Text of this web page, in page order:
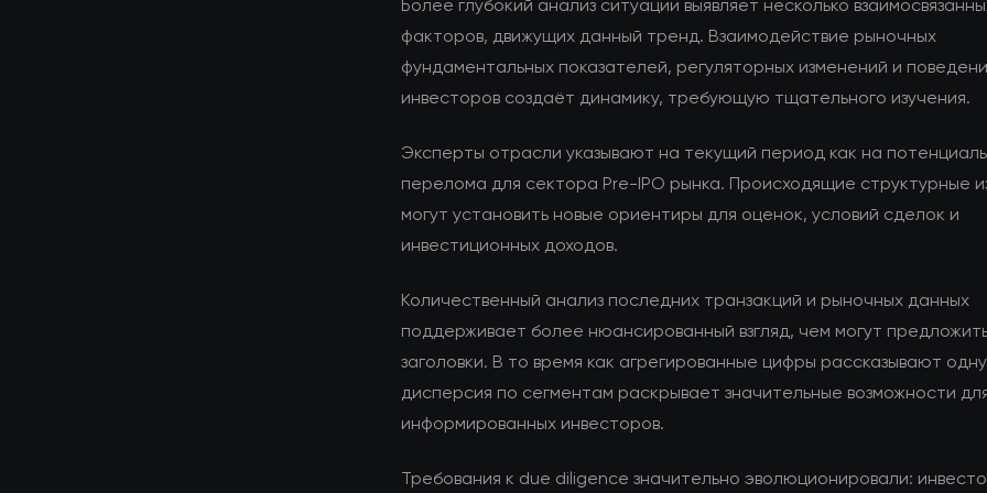
Более глубокий анализ ситуации выявляет несколько
факторов, движущих данный тренд. Взаимодействие рыночных
фундаментальных показателей, регуляторных изменений и
инвесторов создаёт динамику, требующую тщательного изучения.
Эксперты отрасли указывают на текущий период как на
перелома для сектора Pre-IPO рынка. Происходящие структурные
могут установить новые ориентиры для оценок, условий сделок и
инвестиционных доходов.
Количественный анализ последних транзакций и рыночных данных
поддерживает более нюансированный взгляд, чем могут
заголовки. В то время как агрегированные цифры рассказывают
дисперсия по сегментам раскрывает значительные возможности
информированных инвесторов.
Требования к due diligence значительно эволюционировали: